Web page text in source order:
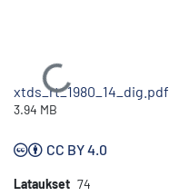
Ladataan...
xtds_rt_1980_14_dig.pdf
3.94 MB
CC BY 4.0
Lataukset 74